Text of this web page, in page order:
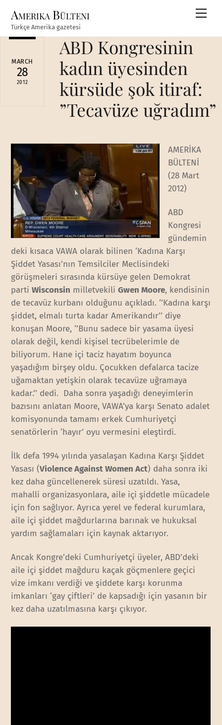
content
Amerika Bülteni
Türkçe Amerika gazetesi
MARCH
28
2012
ABD Kongresinin
kadın üyesinden
kürsüde şok itiraf:
”Tecavüze uğradım”
AMERİKA
BÜLTENİ
(28 Mart
2012)
ABD
Kongresi
gündemin
deki kısaca VAWA olarak bilinen ‘Kadına Karşı
Şiddet Yasası’nın Temsilciler Meclisindeki
görüşmeleri sırasında kürsüye gelen Demokrat
partiWisconsin milletvekiliGwen Moore, kendisinin
de tecavüz kurbanı olduğunu açıkladı. ‘’Kadına karşı
şiddet, elmalı turta kadar Amerikandır’’ diye
konuşan Moore, ‘’Bunu sadece bir yasama üyesi
olarak değil, kendi kişisel tecrübelerimle de
biliyorum. Hane içi taciz hayatım boyunca
yaşadığım birşey oldu. Çocukken defalarca tacize
uğamaktan yetişkin olarak tecavüze uğramaya
kadar.’’ dedi. Daha sonra yaşadığı deneyimlerin
bazısını anlatan Moore, VAWA’ya karşı Senato adalet
komisyonunda tamamı erkek Cumhuriyetçi
senatörlerin ‘hayır’ oyu vermesini eleştirdi.
İlk defa 1994 yılında yasalaşan Kadına Karşı Şiddet
Yasası (Violence Against Women Act) daha sonra iki
kez daha güncellenerek süresi uzatıldı. Yasa,
mahalli organizasyonlara, aile içi şiddetle mücadele
için fon sağlıyor. Ayrıca yerel ve federal kurumlara,
aile içi şiddet mağdurlarına barınak ve hukuksal
yardım sağlamaları için kaynak aktarıyor.
Ancak Kongre’deki Cumhuriyetçi üyeler, ABD’deki
aile içi şiddet mağduru kaçak göçmenlere geçici
vize imkanı verdiği ve şiddete karşı korunma
imkanları ‘gay çiftleri’ de kapsadığı için yasanın bir
kez daha uzatılmasına karşı çıkıyor.